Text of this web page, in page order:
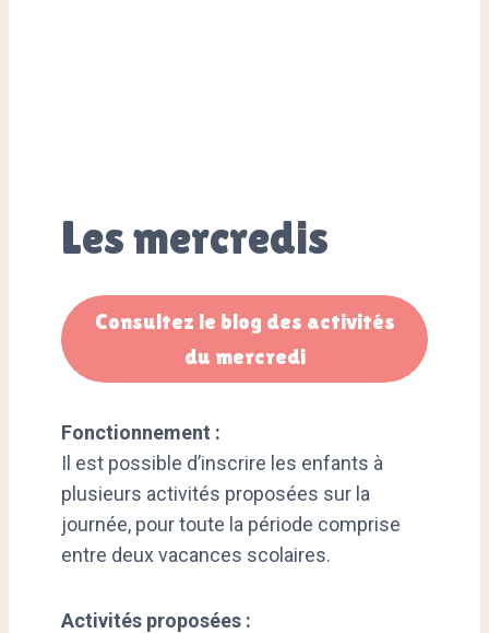
Les mercredis
Consultez le blog des activités
du mercredi
Fonctionnement :
Il est possible d’inscrire les enfants à
plusieurs activités proposées sur la
journée, pour toute la période comprise
entre deux vacances scolaires.
Activités proposées :